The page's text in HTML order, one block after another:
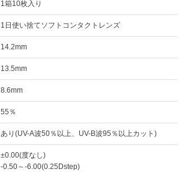
1箱10枚入り
1日使い捨てソフトコンタクトレンズ
14.2mm
13.5mm
8.6mm
55％
あり(UV-A波50％以上、UV-B波95％以上カット)
±0.00(度なし)
-0.50～-6.00(0.25Dstep)